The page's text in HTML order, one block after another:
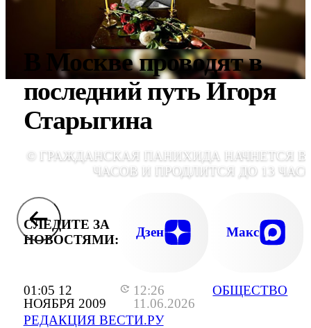
01:05 12
НОЯБРЯ 2009
12:26
11.06.2026
РЕДАКЦИЯ ВЕСТИ.РУ
ОБЩЕСТВО
В Москве проводят в
последний путь Игоря
Старыгина
© ГРАЖДАНСКАЯ ПАНИХИДА НАЧНЕТСЯ В
ЧАСОВ И ПРОДЛИТСЯ ДО 13
СЛЕДИТЕ ЗА
НОВОСТЯМИ:
Дзен Макс